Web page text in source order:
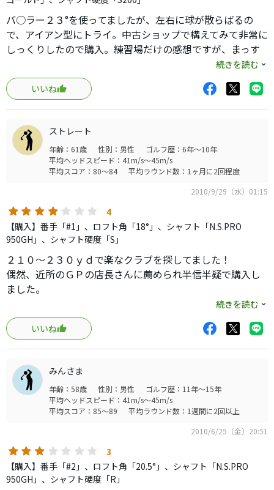
バ○ラー２３°を使ってましたが、左右に球が散らばるの
で、アイアン型にトライ。中古ショップで構えてみて非常に
しっくりしたので購入。練習場だけの感想ですが、まっす
ぐに２００Yを狙え、左右ばらついたとしても、１０Y以内
なのでグリーンの幅に収まる。マットから打っても球はし
っかりあがるので問題なし。一番感心したのは、その打
感。やわらかく、もっちりした打感なのでクラブが自然と
いいスイングに導いてくれる。これは強い武器！
続きを読む
いいね
ストレート
年齢：61歳 性別：男性
ゴルフ歴：6年～10年
平均ヘッドスピード：41m/s～45m/s
平均スコア：80～84
平均ラウンド数：1ヶ月に2回程度
2010/9/29（水）01:15
4
【購入】番手「#1」、ロフト角「18°」、シャフト「N.S.PRO
950GH」、シャフト硬度「S」
２１０〜２３０ｙｄで楽なクラブを探してました！
偶然、近所のＧＰの店長さんに薦められ半信半疑で購入し
ました。
取り敢えず練習場で早速打ってみました！！第一印象は打
球が上がり易いと思いました。つかまりは無い感じです。
ちょっとツカマエテ打つと丁度いい感じです。結構飛距離
も出てるかんじです。何時も行ってる練習場なので３Ｉよ
り可なり飛んでます。因みに３Ｉは、キャリーで２００ｙｄ
＋位なので丁度良いクラブが見つかりました。店長さん有
り難うございました。
続きを読む
いいね
みんさま
年齢：58歳 性別：男性
ゴルフ歴：11年～15年
平均ヘッドスピード：41m/s～45m/s
平均スコア：85～89
平均ラウンド数：1週間に2回以上
2010/6/25（金）20:51
3
【購入】番手「#2」、ロフト角「20.5°」、シャフト「N.S.PRO
950GH」、シャフト硬度「R」